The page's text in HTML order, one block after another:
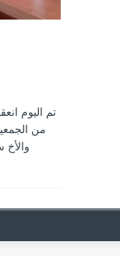
تم اليوم